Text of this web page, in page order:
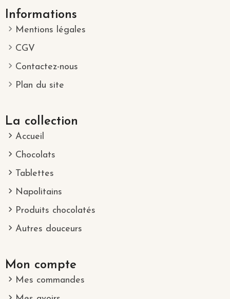
Informations
Mentions légales
CGV
Contactez-nous
Plan du site
La collection
Accueil
Chocolats
Tablettes
Napolitains
Produits chocolatés
Autres douceurs
Mon compte
Mes commandes